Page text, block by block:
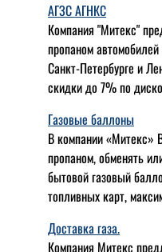
АГЗС АГНКС
Компания "Митекс"
пропаном
Санкт-Петербурге и
скидки до 7% по
Газовые баллоны
В компании «Митекс»
пропаном, обменять
бытовой газовый
топливных карт,
Доставка газа.
Компания Митекс